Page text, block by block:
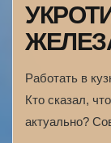
Работать в
Кто сказал,
актуально?